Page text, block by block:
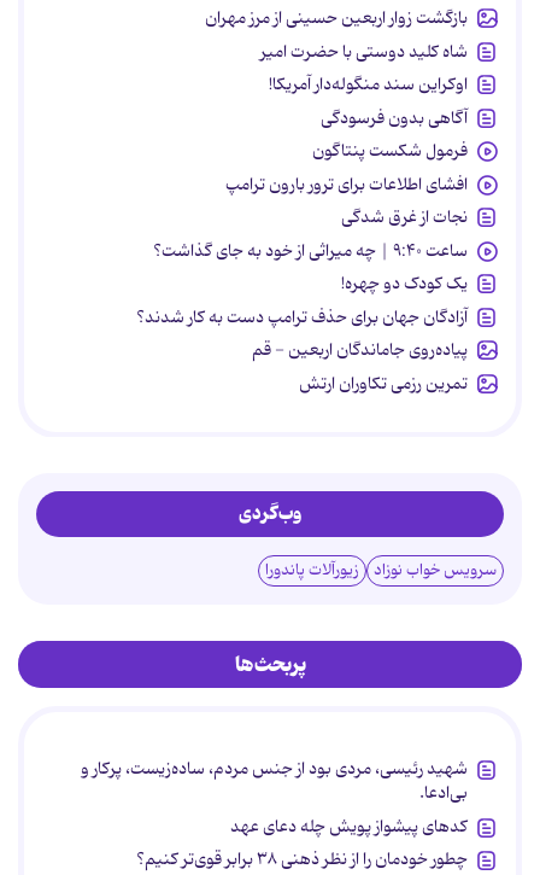
بازگشت زوار اربعین حسینی از مرز مهران
شاه کلید دوستی با حضرت امیر
اوکراین سند منگوله‌دار آمریکا!
آگاهی بدون فرسودگی
فرمول شکست پنتاگون
افشای اطلاعات برای ترور بارون ترامپ
نجات از غرق شدگی
ساعت ۹:۴۰ | چه میراثی از خود به جای گذاشت؟
یک کودک دو چهره!
آزادگان جهان برای حذف ترامپ دست به کار شدند؟
پیاده‌روی جاماندگان اربعین - قم
تمرین رزمی تکاوران ارتش
وب‌گردی
سرویس خواب نوزاد زیورآلات پاندورا
پربحث‌ها
شهید رئیسی، مردی بود از جنس مردم، ساده‌زیست، پرکار و
بی‌ادعا.
کدهای پیشواز پویش چله دعای عهد
چطور خودمان را از نظر ذهنی ۳۸ برابر قوی‌تر کنیم؟